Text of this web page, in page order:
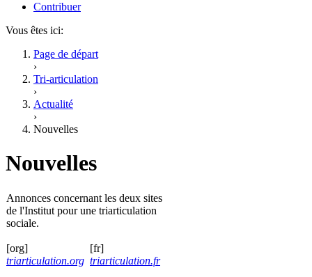
Contribuer
Vous êtes ici:
Page de départ
›
Tri-articulation
›
Actualité
›
Nouvelles
Nouvelles
Annonces concernant les deux sites
de l'Institut pour une triarticulation
sociale.
[org]
triarticulation.org
[fr]
triarticulation.fr